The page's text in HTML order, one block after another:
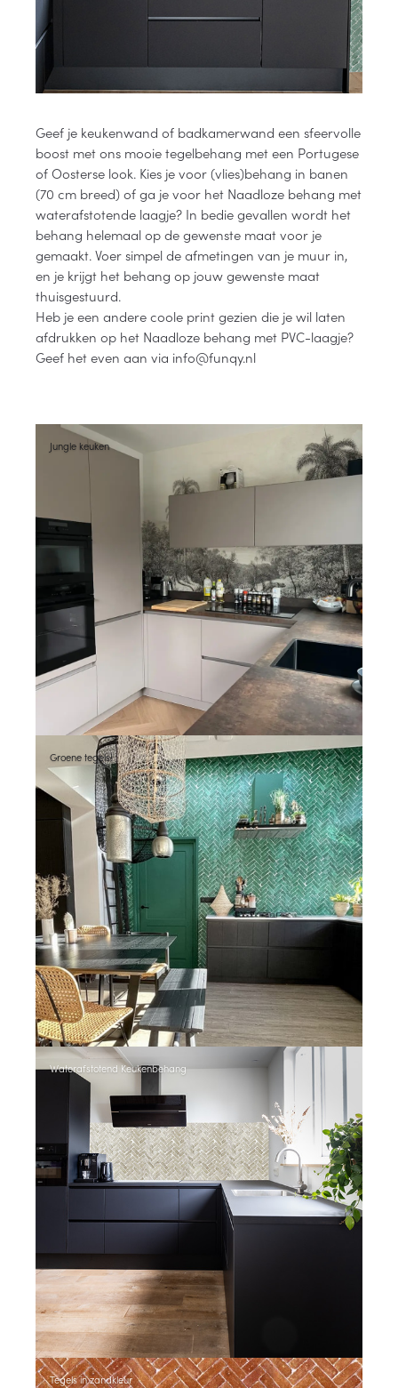
Geef je keukenwand of badkamerwand een sfeervolle
boost met ons mooie tegelbehang met een Portugese
of Oosterse look. Kies je voor (vlies)behang in banen
(70 cm breed) of ga je voor het Naadloze behang met
waterafstotende laagje? In bedie gevallen wordt het
behang helemaal op de gewenste maat voor je
gemaakt. Voer simpel de afmetingen van je muur in,
en je krijgt het behang op jouw gewenste maat
thuisgestuurd.
Heb je een andere coole print gezien die je wil laten
afdrukken op het Naadloze behang met PVC-laagje?
Geef het even aan via info@funqy.nl
Jungle keuken
Groene tegels!
Waterafstotend Keukenbehang
Tegels in zandkleur